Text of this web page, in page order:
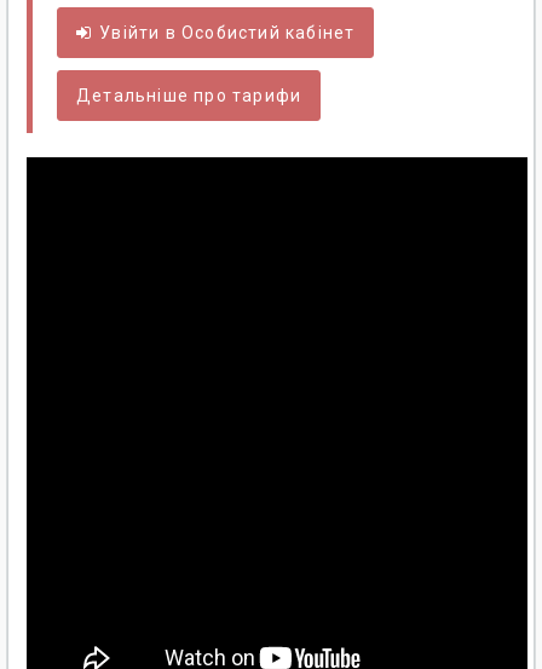
Увійти вОсобистий кабінет
Детальніше про тарифи